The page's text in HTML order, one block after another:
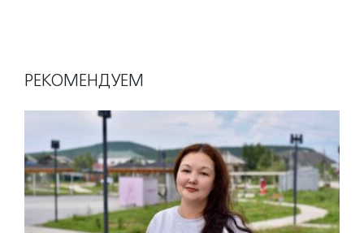
РЕКОМЕНДУЕМ